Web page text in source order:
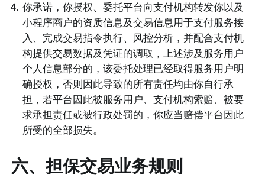
4. 你承诺，你授权、委托平台向支付机构转发你以及
小程序商户的资质信息及交易信息用于支付服务接
入、完成交易指令执行、风控分析，并配合支付机
构提供交易数据及凭证的调取，上述涉及服务用户
个人信息部分的，该委托处理已经取得服务用户明
确授权，否则因此导致的所有责任均由你自行承
担，若平台因此被服务用户、支付机构索赔、被要
求承担责任或被行政处罚的，你应当赔偿平台因此
所受的全部损失。
六、担保交易业务规则